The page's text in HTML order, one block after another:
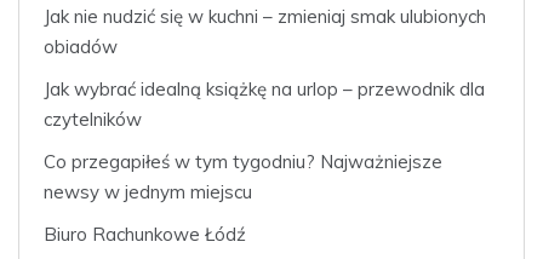
Jak nie nudzić się w kuchni – zmieniaj smak ulubionych
obiadów
Jak wybrać idealną książkę na urlop – przewodnik dla
czytelników
Co przegapiłeś w tym tygodniu? Najważniejsze
newsy w jednym miejscu
Biuro Rachunkowe Łódź